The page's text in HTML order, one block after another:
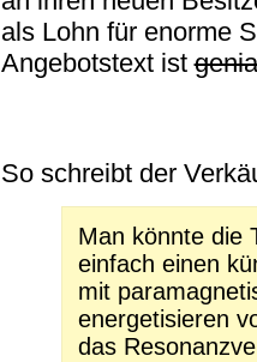
als Lohn für enorme
Angebotstext ist
So schreibt der
Man könnte die
einfach einen
mit
energetisieren
das